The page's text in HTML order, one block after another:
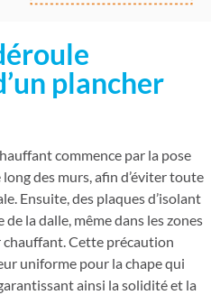
plancher
commence par la pose
des murs, afin d’éviter toute
Ensuite, des plaques d’isolant
la dalle, même dans les zones
chauffant. Cette précaution
uniforme pour la chape qui
ainsi la solidité et la